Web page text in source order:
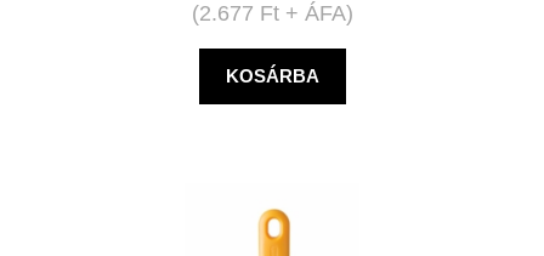
(2.677 Ft+ ÁFA)
KOSÁRBA